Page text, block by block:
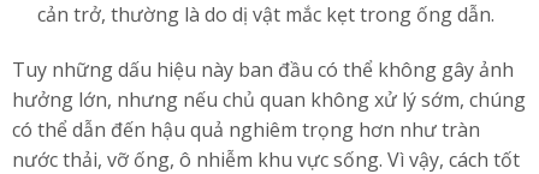
cản trở, thường là do dị vật mắc kẹt trong ống dẫn.
Tuy những dấu hiệu này ban đầu có thể không gây ảnh
hưởng lớn, nhưng nếu chủ quan không xử lý sớm, chúng
có thể dẫn đến hậu quả nghiêm trọng hơn như tràn
nước thải, vỡ ống, ô nhiễm khu vực sống. Vì vậy, cách tốt